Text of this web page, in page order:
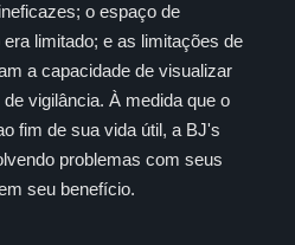
o espaço de
limitado; e as limitações de
a capacidade de visualizar
vigilância. À medida que o
fim de sua vida útil, a BJ's
problemas com seus
seu benefício.